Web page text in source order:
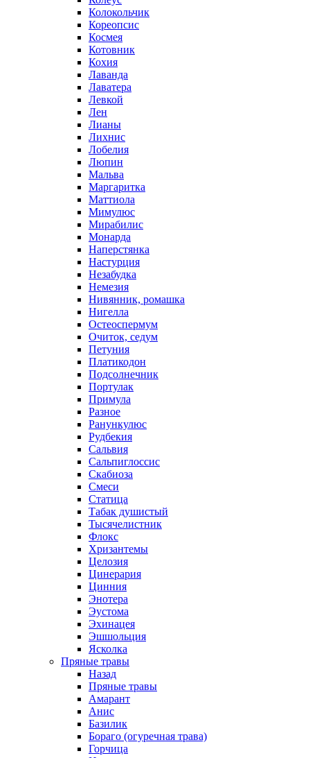
Колокольчик
Кореопсис
Космея
Котовник
Кохия
Лаванда
Лаватера
Левкой
Лен
Лианы
Лихнис
Лобелия
Люпин
Мальва
Маргаритка
Маттиола
Мимулюс
Мирабилис
Монарда
Наперстянка
Настурция
Незабудка
Немезия
Нивянник, ромашка
Нигелла
Остеоспермум
Очиток, седум
Петуния
Платикодон
Подсолнечник
Портулак
Примула
Разное
Ранункулюс
Рудбекия
Сальвия
Сальпиглоссис
Скабиоза
Смеси
Статица
Табак душистый
Тысячелистник
Флокс
Хризантемы
Целозия
Цинерария
Цинния
Энотера
Эустома
Эхинацея
Эшшольция
Ясколка
Пряные травы
Назад
Пряные травы
Амарант
Анис
Базилик
Бораго (огуречная трава)
Горчица